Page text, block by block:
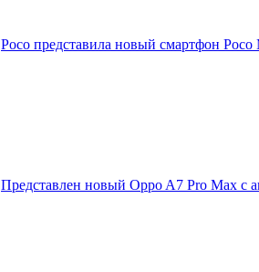
Poco представила новый смартфон
Представлен новый Oppo A7 Pro Max с